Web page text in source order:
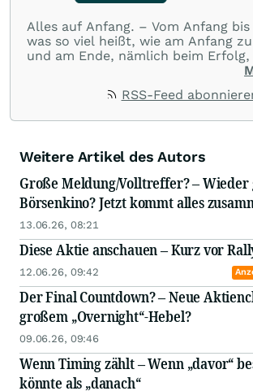
Alles auf Anfang. – Vom Anfang bis
was so viel heißt, wie am Anfang
und am Ende, nämlich beim
Wir – das sind federführend
ein ehemals sehr erfolgreicher
Börsenplätzen, in welche Anleger
RSS-Feed
Weitere Artikel des Autors
Große Meldung/Volltreffer? – Wieder
Börsenkino? Jetzt kommt alles
13.06.26, 08:21
Diese Aktie anschauen – Kurz vor
12.06.26, 09:42
Der Final Countdown? – Neue
großem „Overnight“-Hebel?
09.06.26, 09:46
Wenn Timing zählt – Wenn „davor“
könnte als „danach“